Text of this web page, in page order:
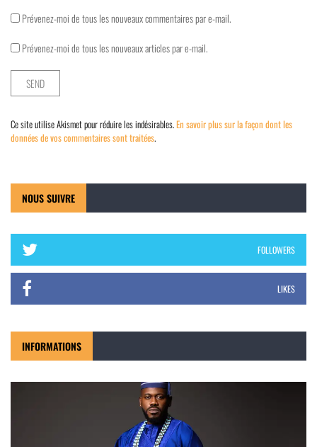
Prévenez-moi de tous les nouveaux commentaires par e-mail.
Prévenez-moi de tous les nouveaux articles par e-mail.
Ce site utilise Akismet pour réduire les indésirables.En savoir plus sur la façon dont les
données de vos commentaires sont traitées.
NOUS SUIVRE
FOLLOWERS
LIKES
INFORMATIONS